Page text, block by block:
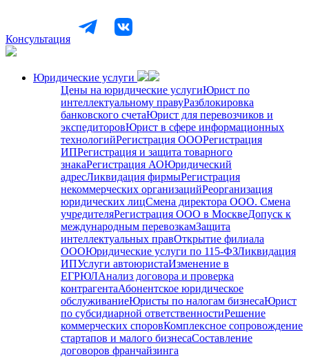
Консультация
Юридические услуги
Цены на юридические услугиЮрист по
интеллектуальному правуРазблокировка
банковского счетаЮрист для перевозчиков и
экспедиторовЮрист в сфере информационных
технологийРегистрация ОООРегистрация
ИПРегистрация и защита товарного
знакаРегистрация АОЮридический
адресЛиквидация фирмыРегистрация
некоммерческих организацийРеорганизация
юридических лицСмена директора ООО. Смена
учредителяРегистрация ООО в МосквеДопуск к
международным перевозкамЗащита
интеллектуальных правОткрытие филиала
ОООЮридические услуги по 115-ФЗЛиквидация
ИПУслуги автоюристаИзменение в
ЕГРЮЛАнализ договора и проверка
контрагентаАбонентское юридическое
обслуживаниеЮристы по налогам бизнесаЮрист
по субсидиарной ответственностиРешение
коммерческих споровКомплексное сопровождение
стартапов и малого бизнесаСоставление
договоров франчайзинга